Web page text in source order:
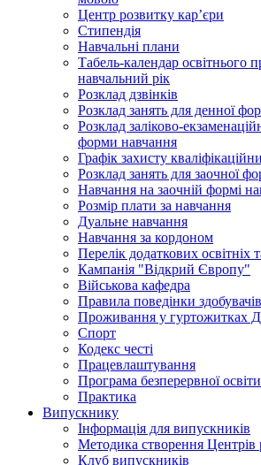
Центр розвитку кар’єри
Стипендія
Навчальні плани
Табель-календар освітнього
навчальний рік
Розклад дзвінків
Розклад занять для денної
Розклад заліково-
форми навчання
Графік захисту
Розклад занять для заочної
Навчання на заочній формі
Розмір плати за навчання
Дуальне навчання
Навчання за кордоном
Перелік додаткових освітніх
Кампанія "Відкрий Європу"
Військова кафедра
Правила поведінки
Проживання у гуртожитках
Спорт
Кодекс честі
Працевлаштування
Програма безперервної освіти
Практика
Випускнику
Інформація для випускників
Методика створення Центрів
Клуб випускників